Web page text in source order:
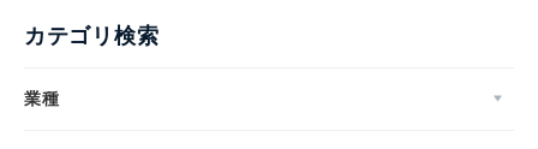
カテゴリ検索
業種